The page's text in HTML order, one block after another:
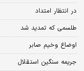
در انتظار امتداد
طلسمی که تمدید شد
اوضاع وخیم صابر
جریمه سنگین استقلال